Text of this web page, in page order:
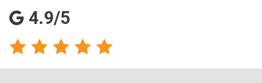
4.9/5